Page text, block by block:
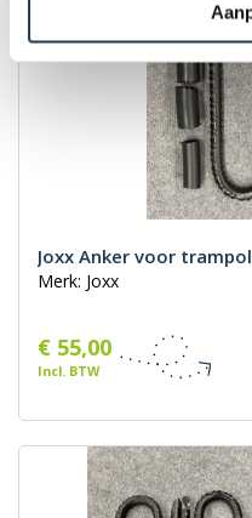
Joxx Anker voor
Merk: Joxx
€ 55,00
Incl. BTW